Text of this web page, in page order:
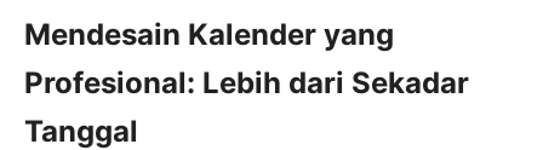
Mendesain Kalender yang
Profesional: Lebih dari Sekadar
Tanggal